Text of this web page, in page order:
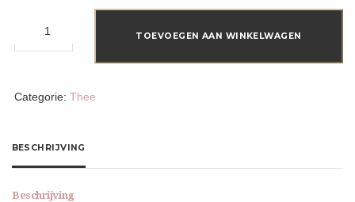
melange
TOEVOEGEN AAN WINKELWAGEN
Categorie: Thee
BESCHRIJVING
Beschrijving